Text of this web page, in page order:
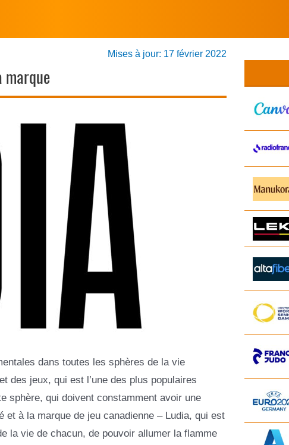
marque
Mises à jour: 17 février 2022
dans toutes les sphères de la vie
des jeux, qui est l’une des plus populaires
sphère, qui doivent constamment avoir une
et à la marque de jeu canadienne – Ludia, qui est
la vie de chacun, de pouvoir allumer la flamme